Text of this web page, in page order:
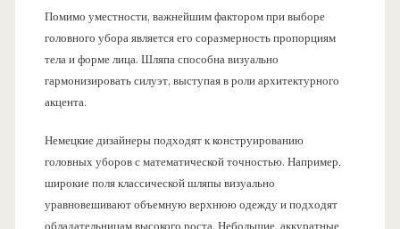
Помимо уместности, важнейшим фактором при выборе
головного убора является его соразмерность пропорциям
тела и форме лица. Шляпа способна визуально
гармонизировать силуэт, выступая в роли архитектурного
акцента.
Немецкие дизайнеры подходят к конструированию
головных уборов с математической точностью. Например,
широкие поля классической шляпы визуально
уравновешивают объемную верхнюю одежду и подходят